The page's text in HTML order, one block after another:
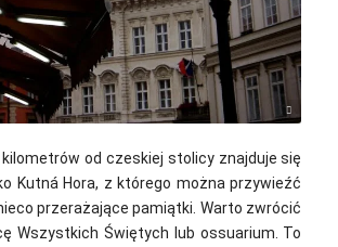
Jean & Nathalie / Flickr / CC BY 2.0
kilometrów od czeskiej stolicy znajduje się
Kutná Hora, z którego można przywieźć
przerażające pamiątki. Warto zwrócić
Wszystkich Świętych lub ossuarium. To